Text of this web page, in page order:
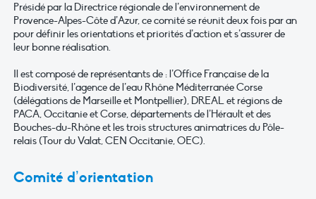
Présidé par la Directrice régionale de l’environnement de
Provence-Alpes-Côte d’Azur, ce comité se réunit deux fois par an
pour définir les orientations et priorités d’action et s’assurer de
leur bonne réalisation.
Il est composé de représentants de : l’Office Française de la
Biodiversité, l’agence de l’eau Rhône Méditerranée Corse
(délégations de Marseille et Montpellier), DREAL et régions de
PACA, Occitanie et Corse, départements de l’Hérault et des
Bouches-du-Rhône et les trois structures animatrices du Pôle-
relais (Tour du Valat, CEN Occitanie, OEC).
Comité d’orientation